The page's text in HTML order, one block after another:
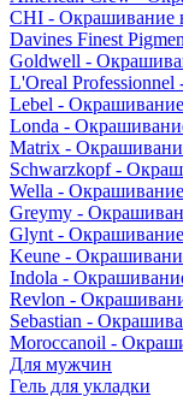
CHI - Окрашивание
Davines Finest
Goldwell -
L'Oreal
Lebel -
Londa -
Matrix -
Schwarzkopf -
Wella -
Greymy -
Glynt -
Keune -
Indola -
Revlon -
Sebastian -
Moroccanoil -
Для мужчин
Гель для укладки